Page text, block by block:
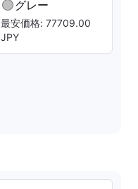
グレー
最安価格: 77709.00
JPY